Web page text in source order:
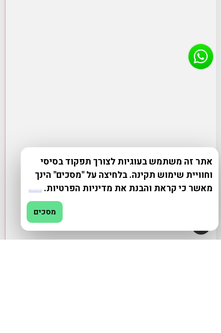
אתר זה משתמש בעוגיות לצורך תפקוד בסיסי
וחוויית שימוש תקינה. בלחיצה על "מסכים" הינך
מאשר כי קראת והבנת את מדיניות הפרטיות. מדיניות פרטיות
מסכים